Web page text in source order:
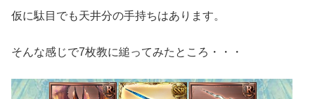
仮に駄目でも天井分の手持ちはあります。
そんな感じで7枚教に縋ってみたところ・・・